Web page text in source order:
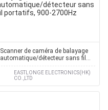
Scanner de caméra de balayage
automatique/détecteur sans fil
portatifs, 900-2700Hz
EASTLONGE ELECTRONICS(HK)
CO.,LTD